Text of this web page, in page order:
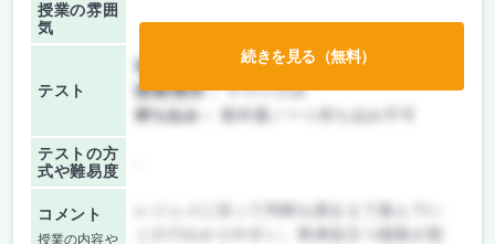
授業の雰囲
気
テスト
前期/中間：
テストのみ
後期/期末：テストのみ
持ち込み：
教科書ノート持ち込み不可
テストの方
式や難易度
コメント
授業の内容や
続きを見る（無料）